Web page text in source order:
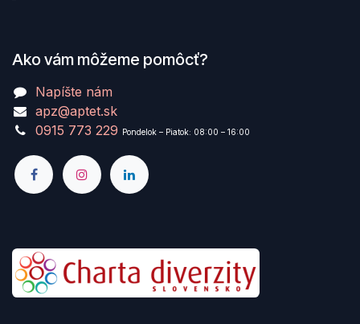
Ako vám môžeme pomôcť?
Napíšte nám
apz@aptet.sk
0915 773 229 Pondelok – Piatok: 08:00 – 16:00